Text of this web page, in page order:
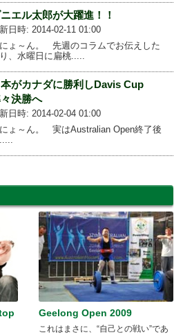
エル太郎が大躍進！！
日時: 2014-02-11 01:00
ょ～ん。 先週のコラムでお伝えした
、水曜日に扁桃.....
本がカナダに勝利しDavis Cup
決勝へ
日時: 2014-02-04 01:00
ょ～ん。 実はAustralian Open終了後
Geelong Open 2009
これはまさに、“自己との戦い”であ